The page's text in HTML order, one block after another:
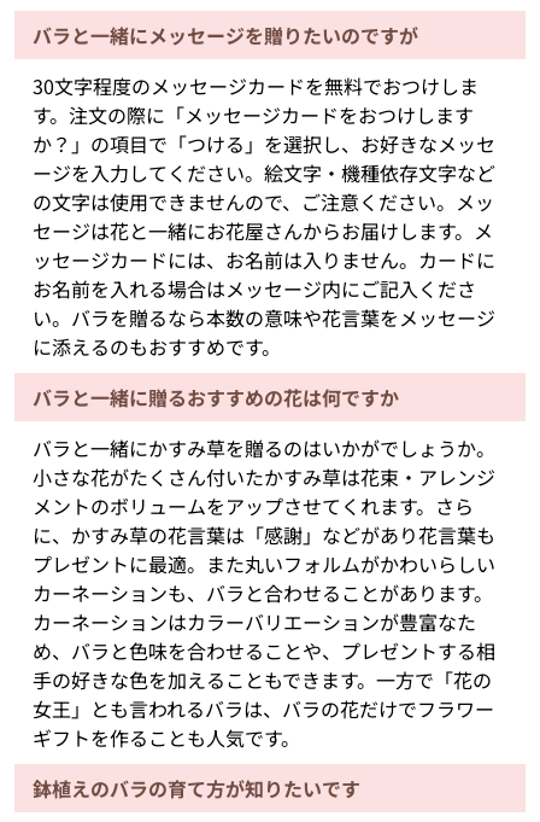
バラと一緒にメッセージを贈りたいのですが
30文字程度のメッセージカードを無料でおつけしま
す。注文の際に「メッセージカードをおつけします
か？」の項目で「つける」を選択し、お好きなメッセ
ージを入力してください。絵文字・機種依存文字など
の文字は使用できませんので、ご注意ください。メッ
セージは花と一緒にお花屋さんからお届けします。メ
ッセージカードには、お名前は入りません。カードに
お名前を入れる場合はメッセージ内にご記入くださ
い。バラを贈るなら本数の意味や花言葉をメッセージ
に添えるのもおすすめです。
バラと一緒に贈るおすすめの花は何ですか
バラと一緒にかすみ草を贈るのはいかがでしょうか。
小さな花がたくさん付いたかすみ草は花束・アレンジ
メントのボリュームをアップさせてくれます。さら
に、かすみ草の花言葉は「感謝」などがあり花言葉も
プレゼントに最適。また丸いフォルムがかわいらしい
カーネーションも、バラと合わせることがあります。
カーネーションはカラーバリエーションが豊富なた
め、バラと色味を合わせることや、プレゼントする相
手の好きな色を加えることもできます。一方で「花の
女王」とも言われるバラは、バラの花だけでフラワー
ギフトを作ることも人気です。
鉢植えのバラの育て方が知りたいです